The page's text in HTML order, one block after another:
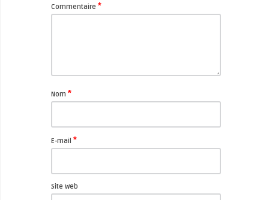
Commentaire *
Nom *
E-mail *
Site web